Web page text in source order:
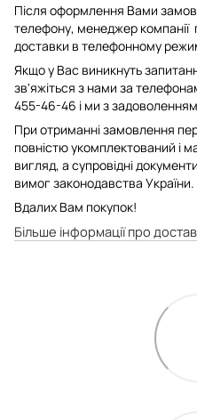
Після оформлення Вами
телефону, менеджер компанії
доставки в телефонному
Якщо у Вас виникнуть
зв'яжіться з нами за
455-46-46 і ми з задоволенням
При отриманні замовлення
повністю укомплектований і
вигляд, а супровідні
вимог законодавства України.
Вдалих Вам покупок!
Більше інформації про